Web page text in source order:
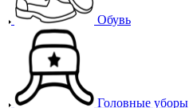
Обувь
Головные уборы